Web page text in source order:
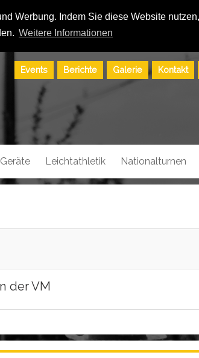
Werbung. Indem Sie diese Website
Weitere Informationen
Events Berichte Galerie Kontakt
Geräte Leichtathletik Nationalturnen
der VM